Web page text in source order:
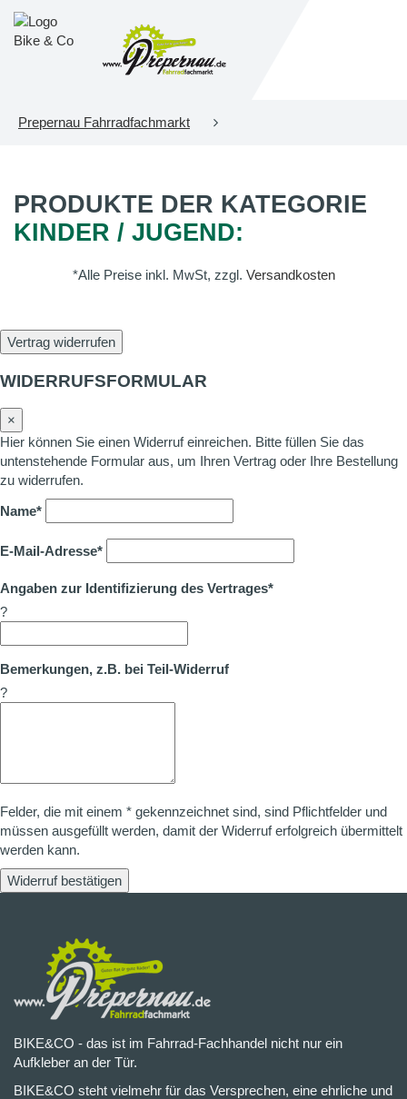
Prepernau Fahrradfachmarkt
PRODUKTE DER KATEGORIE
KINDER / JUGEND:
*Alle Preise inkl. MwSt, zzgl. Versandkosten
Vertrag widerrufen
WIDERRUFSFORMULAR
×
Hier können Sie einen Widerruf einreichen. Bitte füllen Sie das
untenstehende Formular aus, um Ihren Vertrag oder Ihre Bestellung
zu widerrufen.
Name*
E-Mail-Adresse*
Angaben zur Identifizierung des Vertrages*
?
Bemerkungen, z.B. bei Teil-Widerruf
?
Felder, die mit einem * gekennzeichnet sind, sind Pflichtfelder und
müssen ausgefüllt werden, damit der Widerruf erfolgreich übermittelt
werden kann.
Widerruf bestätigen
BIKE&CO - das ist im Fahrrad-Fachhandel nicht nur ein
Aufkleber an der Tür.
BIKE&CO steht vielmehr für das Versprechen, eine ehrliche und